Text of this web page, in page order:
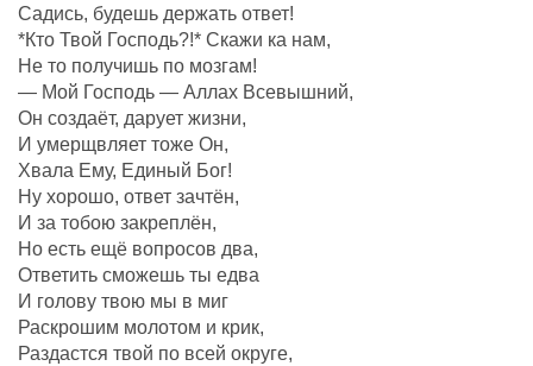
Садись, будешь держать ответ!
*Кто Твой Господь?!* Скажи ка нам,
Не то получишь по мозгам!
— Мой Господь — Аллах Всевышний,
Он создаëт, дарует жизни,
И умерщвляет тоже Он,
Хвала Ему, Единый Бог!
Ну хорошо, ответ зачтëн,
И за тобою закреплëн,
Но есть ещё вопросов два,
Ответить сможешь ты едва
И голову твою мы в миг
Раскрошим молотом и крик,
Раздастся твой по всей округе,